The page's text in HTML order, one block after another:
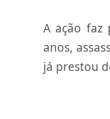
A ação faz
anos,
já prestou